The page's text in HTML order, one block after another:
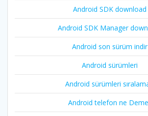
Android SDK download
Android SDK Manager
Android son sürüm indir
Android sürümleri
Android sürümleri
Android telefon ne